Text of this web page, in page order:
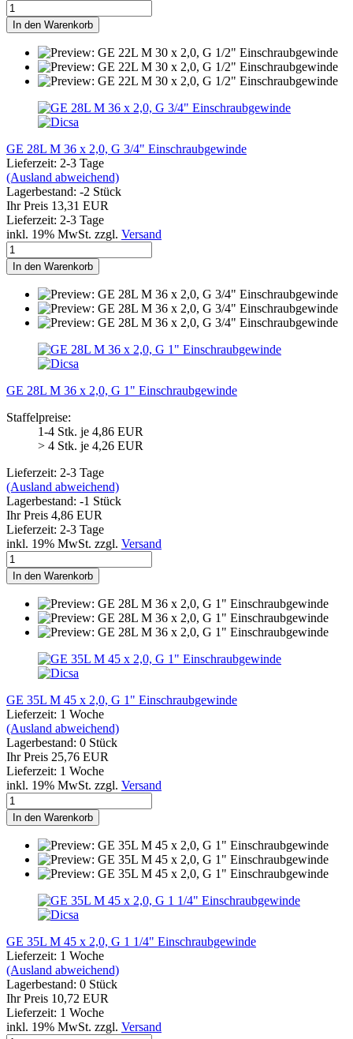
In den Warenkorb
GE 28L M 36 x 2,0, G 3/4" Einschraubgewinde
Lieferzeit: 2-3 Tage
(Ausland abweichend)
Lagerbestand: -2 Stück
Ihr Preis 13,31 EUR
Lieferzeit: 2-3 Tage
inkl. 19% MwSt. zzgl. Versand
In den Warenkorb
GE 28L M 36 x 2,0, G 1" Einschraubgewinde
Staffelpreise:
1-4 Stk. je 4,86 EUR
> 4 Stk. je 4,26 EUR
Lieferzeit: 2-3 Tage
(Ausland abweichend)
Lagerbestand: -1 Stück
Ihr Preis 4,86 EUR
Lieferzeit: 2-3 Tage
inkl. 19% MwSt. zzgl. Versand
In den Warenkorb
GE 35L M 45 x 2,0, G 1" Einschraubgewinde
Lieferzeit: 1 Woche
(Ausland abweichend)
Lagerbestand: 0 Stück
Ihr Preis 25,76 EUR
Lieferzeit: 1 Woche
inkl. 19% MwSt. zzgl. Versand
In den Warenkorb
GE 35L M 45 x 2,0, G 1 1/4" Einschraubgewinde
Lieferzeit: 1 Woche
(Ausland abweichend)
Lagerbestand: 0 Stück
Ihr Preis 10,72 EUR
Lieferzeit: 1 Woche
inkl. 19% MwSt. zzgl. Versand